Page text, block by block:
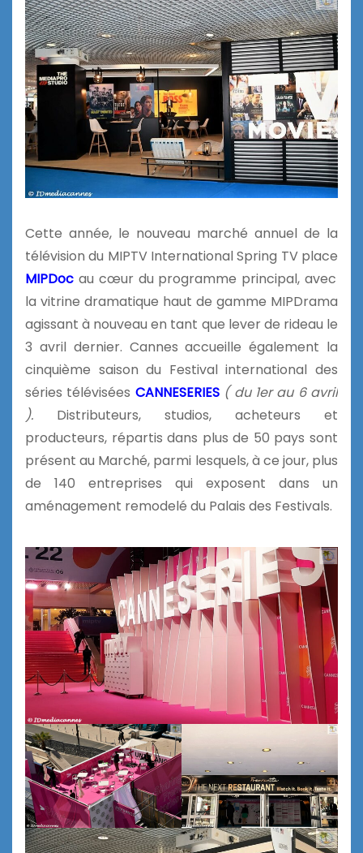
Cette année, le nouveau marché annuel de la
télévision du MIPTV International Spring TV place
MIPDoc au cœur du programme principal, avec
la vitrine dramatique haut de gamme MIPDrama
agissant à nouveau en tant que lever de rideau le
3 avril dernier. Cannes accueille également la
cinquième saison du Festival international des
séries télévisées CANNESERIES ( du 1er au 6 avril
). Distributeurs, studios, acheteurs et
producteurs, répartis dans plus de 50 pays sont
présent au Marché, parmi lesquels, à ce jour, plus
de 140 entreprises qui exposent dans un
aménagement remodelé du Palais des Festivals.